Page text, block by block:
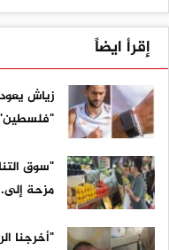
إقرأ ايضاً
زياش
"سوق
مزحة
"أخرجنا